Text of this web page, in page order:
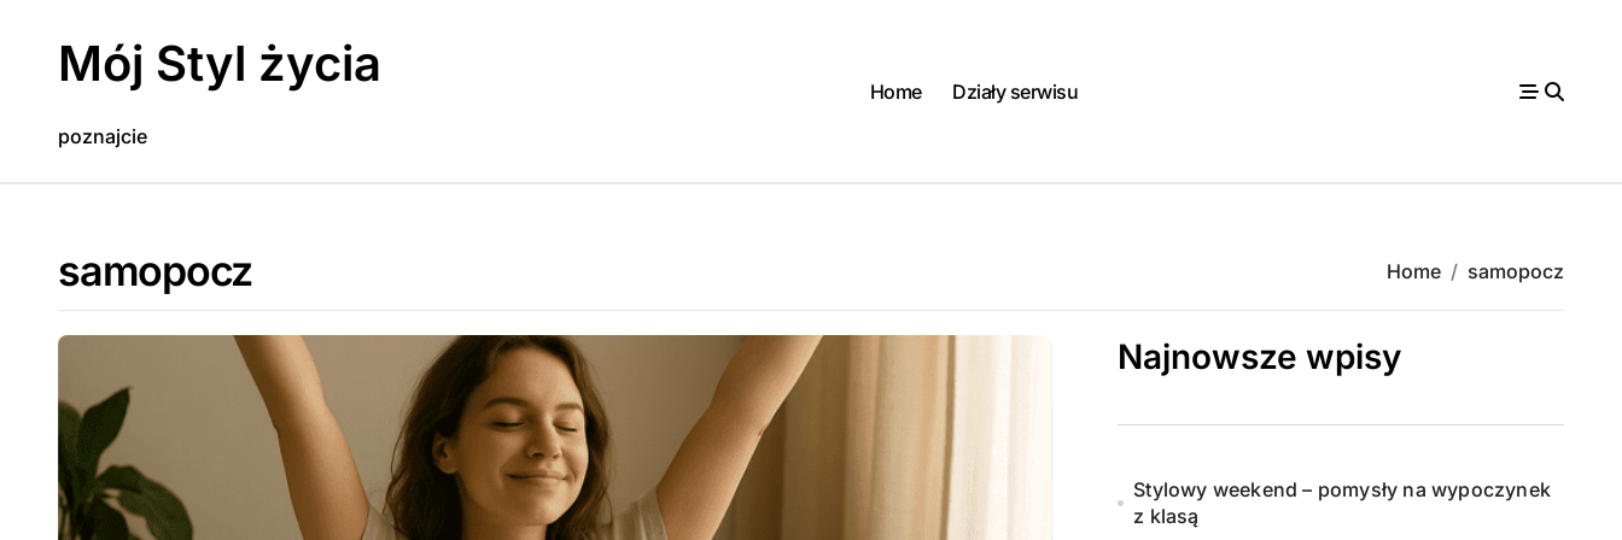
Mój Styl życia
poznajcie
Home Działy serwisu
samopocz Home samopocz
Najnowsze wpisy
Stylowy weekend – pomysły na wypoczynek
z klasą